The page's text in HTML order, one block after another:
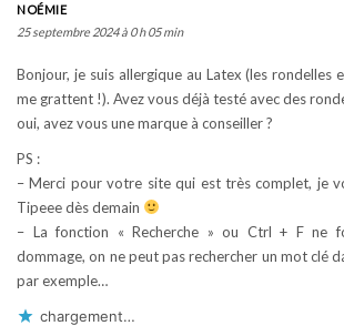
NOÉMIE
25 septembre 2024 à 0 h 05 min
Bonjour, je suis allergique au Latex (les rondelles
me grattent !). Avez vous déjà testé avec des
oui, avez vous une marque à conseiller ?
PS :
– Merci pour votre site qui est très complet, je
Tipeee dès demain
– La fonction « Recherche » ou Ctrl + F ne
dommage, on ne peut pas rechercher un mot clé
par exemple…
chargement…